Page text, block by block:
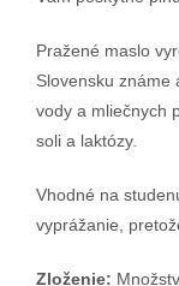
Pražené maslo
Slovensku známe
vody a mliečnych
soli a laktózy.
Vhodné na
vyprážanie,
Zloženie: